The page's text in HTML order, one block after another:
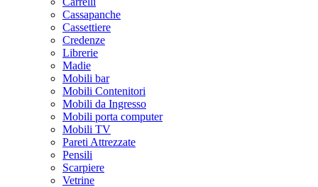
Cassapanche
Cassettiere
Credenze
Librerie
Madie
Mobili bar
Mobili Contenitori
Mobili da Ingresso
Mobili porta computer
Mobili TV
Pareti Attrezzate
Pensili
Scarpiere
Vetrine